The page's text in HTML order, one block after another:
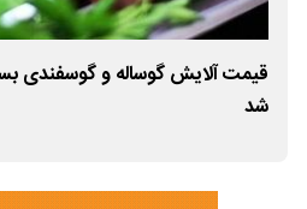
قیمت آلایش گوساله و گوسفندی
شد